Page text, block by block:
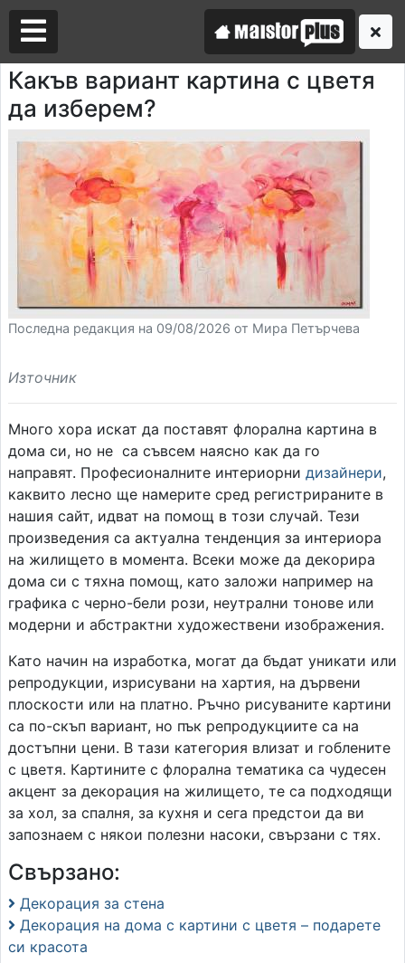
Какъв вариант картина с цветя
да изберем?
Последна редакция на 09/08/2026 от Мира Петърчева
Източник
Много хора искат да поставят флорална картина в
дома си, но не са съвсем наясно как да го
направят. Професионалните интериорни дизайнери,
каквито лесно ще намерите сред регистрираните в
нашия сайт, идват на помощ в този случай. Тези
произведения са актуална тенденция за интериора
на жилището в момента. Всеки може да декорира
дома си с тяхна помощ, като заложи например на
графика с черно-бели рози, неутрални тонове или
модерни и абстрактни художествени изображения.
Като начин на изработка, могат да бъдат уникати или
репродукции, изрисувани на хартия, на дървени
плоскости или на платно. Ръчно рисуваните картини
са по-скъп вариант, но пък репродукциите са на
достъпни цени. В тази категория влизат и гоблените
с цветя. Картините с флорална тематика са чудесен
акцент за декорация на жилището, те са подходящи
за хол, за спалня, за кухня и сега предстои да ви
запознаем с някои полезни насоки, свързани с тях.
Свързано:
Декорация за стена
Декорация на дома с картини с цветя – подарете
си красота
Аз съм майстор
Търся майстор